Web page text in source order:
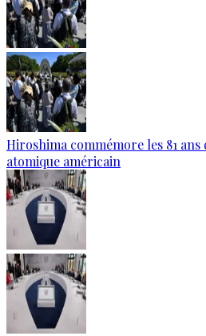
Hiroshima commémore les 81
atomique américain